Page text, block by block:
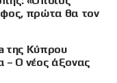
πρώτα θα τον
της Κύπρου
– Ο νέος άξονας